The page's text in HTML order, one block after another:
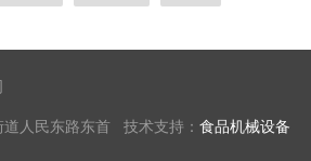
道人民东路东首 技术支持：食品机械设备